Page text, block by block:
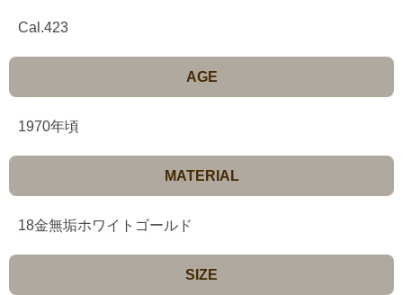
Cal.423
AGE
1970年頃
MATERIAL
18金無垢ホワイトゴールド
SIZE